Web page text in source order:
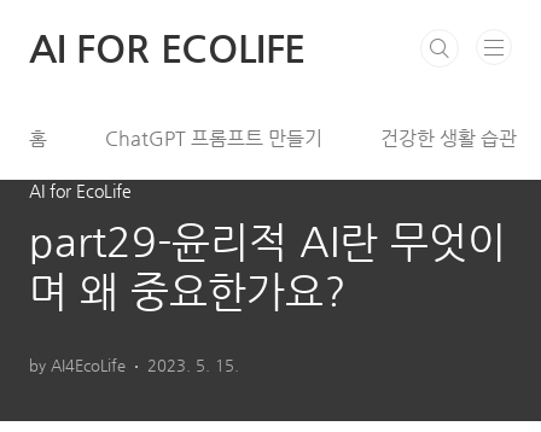
AI FOR ECOLIFE
홈 ChatGPT 프롬프트 만들기 건강한 생활 습관
AI for EcoLife
part29-윤리적 AI란 무엇이
며 왜 중요한가요?
by AI4EcoLife 2023. 5. 15.